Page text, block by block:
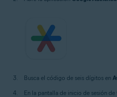
Busca el código de seis dígitos en
En la pantalla de inicio de sesión